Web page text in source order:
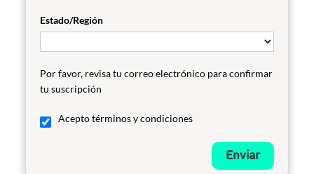
Estado/Región
Por favor, revisa tu correo electrónico para confirmar
tu suscripción
Acepto términos y condiciones
Enviar